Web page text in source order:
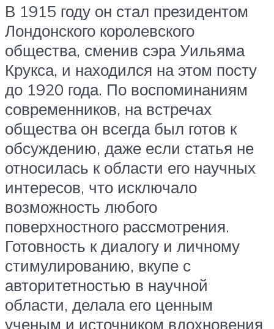
В 1915 году он стал президентом
Лондонского королевского
общества, сменив сэра Уильяма
Крукса, и находился на этом посту
до 1920 года. По воспоминаниям
современников, на встречах
общества он всегда был готов к
обсуждению, даже если статья не
относилась к области его научных
интересов, что исключало
возможность любого
поверхностного рассмотрения.
Готовность к диалогу и личному
стимулированию, вкупе с
авторитетностью в научной
области, делала его ценным
ученым и источником вдохновения